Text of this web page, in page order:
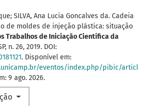
SILVA, Ana Lucia Goncalves da. Cadeia
de moldes de injeção plástica: situação
Trabalhos de Iniciação Científica da
n. 26, 2019. DOI:
. Disponível em:
eventos/index.php/pibic/articl
9 ago. 2026.